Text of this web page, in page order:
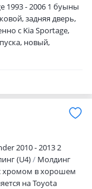
1993 - 2006 1 буыны
задняя дверь,
с Kia Sportage,
новый,
на Kia
2010 - 2013 2
(U4)
Молдинг
хромом в хорошем
на Toyota